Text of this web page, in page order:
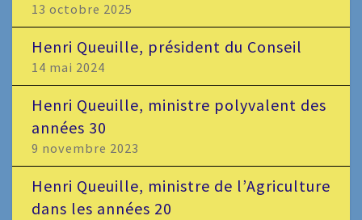
13 octobre 2025
Henri Queuille, président du Conseil
14 mai 2024
Henri Queuille, ministre polyvalent des
années 30
9 novembre 2023
Henri Queuille, ministre de l’Agriculture
dans les années 20